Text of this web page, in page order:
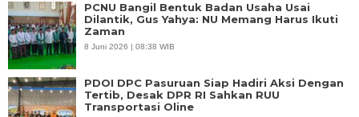
PCNU Bangil Bentuk Badan Usaha Usai
Dilantik, Gus Yahya: NU Memang Harus Ikuti
Zaman
8 Juni 2026 | 08:38 WIB
PDOI DPC Pasuruan Siap Hadiri Aksi Dengan
Tertib, Desak DPR RI Sahkan RUU
Transportasi Oline